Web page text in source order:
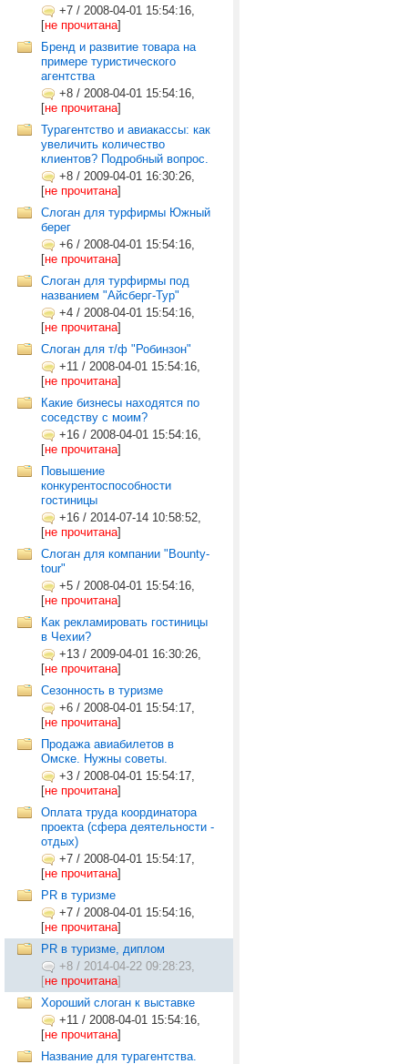
+7 / 2008-04-01 15:54:16,
[не прочитана]
Бренд и развитие товара на
примере туристического
агентства
+8 / 2008-04-01 15:54:16,
[не прочитана]
Турагентство и авиакассы: как
увеличить количество
клиентов? Подробный вопрос.
+8 / 2009-04-01 16:30:26,
[не прочитана]
Слоган для турфирмы Южный
берег
+6 / 2008-04-01 15:54:16,
[не прочитана]
Слоган для турфирмы под
названием "Айсберг-Тур"
+4 / 2008-04-01 15:54:16,
[не прочитана]
Слоган для т/ф "Робинзон"
+11 / 2008-04-01 15:54:16,
[не прочитана]
Какие бизнесы находятся по
соседству с моим?
+16 / 2008-04-01 15:54:16,
[не прочитана]
Повышение
конкурентоспособности
гостиницы
+16 / 2014-07-14 10:58:52,
[не прочитана]
Слоган для компании "Bounty-
tour"
+5 / 2008-04-01 15:54:16,
[не прочитана]
Как рекламировать гостиницы
в Чехии?
+13 / 2009-04-01 16:30:26,
[не прочитана]
Сезонность в туризме
+6 / 2008-04-01 15:54:17,
[не прочитана]
Продажа авиабилетов в
Омске. Нужны советы.
+3 / 2008-04-01 15:54:17,
[не прочитана]
Оплата труда координатора
проекта (сфера деятельности -
отдых)
+7 / 2008-04-01 15:54:17,
[не прочитана]
PR в туризме
+7 / 2008-04-01 15:54:16,
[не прочитана]
PR в туризме, диплом
+8 / 2014-04-22 09:28:23,
[не прочитана]
Хороший слоган к выставке
+11 / 2008-04-01 15:54:16,
[не прочитана]
Название для турагентства.